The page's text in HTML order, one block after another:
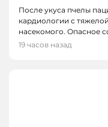
После укуса пчелы
кардиологии с
насекомого. Опасное
19 часов назад